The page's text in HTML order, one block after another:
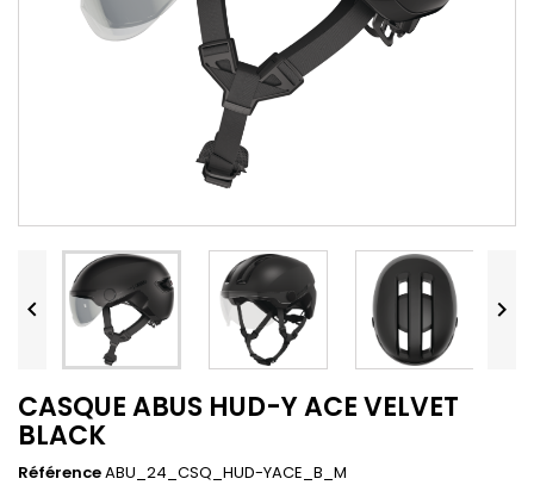
 
CASQUE ABUS HUD-Y ACE VELVET
BLACK
RéférenceABU_24_CSQ_HUD-YACE_B_M